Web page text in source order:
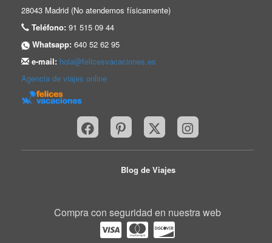
28043 Madrid (No atendemos físicamente)
Teléfono: 91 515 09 44
Whatsapp: 640 52 62 95
e-mail: hola@felicesvacaciones.es
Agencia de viajes online
Blog de Viajes
Compra con seguridad en nuestra web